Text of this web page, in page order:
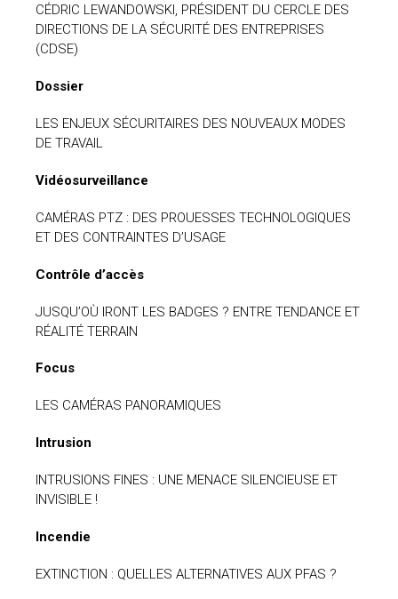
CÉDRIC LEWANDOWSKI, PRÉSIDENT DU CERCLE DES
DIRECTIONS DE LA SÉCURITÉ DES ENTREPRISES
(CDSE)
Dossier
LES ENJEUX SÉCURITAIRES DES NOUVEAUX MODES
DE TRAVAIL
Vidéosurveillance
CAMÉRAS PTZ : DES PROUESSES TECHNOLOGIQUES
ET DES CONTRAINTES D’USAGE
Contrôle d’accès
JUSQU’OÙ IRONT LES BADGES ? ENTRE TENDANCE ET
RÉALITÉ TERRAIN
Focus
LES CAMÉRAS PANORAMIQUES
Intrusion
INTRUSIONS FINES : UNE MENACE SILENCIEUSE ET
INVISIBLE !
Incendie
EXTINCTION : QUELLES ALTERNATIVES AUX PFAS ?